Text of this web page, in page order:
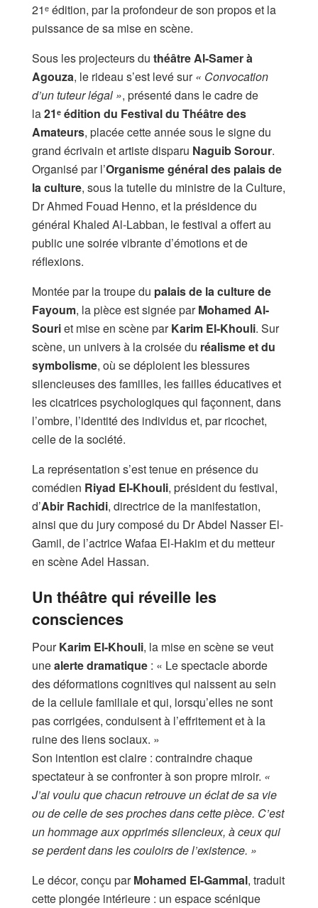
21ᵉ édition, par la profondeur de son propos et la
puissance de sa mise en scène.
Sous les projecteurs du théâtre Al-Samer à
Agouza, le rideau s’est levé sur« Convocation
d’un tuteur légal », présenté dans le cadre de
la21ᵉ édition du Festival du Théâtre des
Amateurs, placée cette année sous le signe du
grand écrivain et artiste disparu Naguib Sorour.
Organisé par l’Organisme général des palais de
la culture, sous la tutelle du ministre de la Culture,
Dr Ahmed Fouad Henno, et la présidence du
général Khaled Al-Labban, le festival a offert au
public une soirée vibrante d’émotions et de
réflexions.
Montée par la troupe du palais de la culture de
Fayoum, la pièce est signée parMohamed Al-
Souriet mise en scène parKarim El-Khouli. Sur
scène, un univers à la croisée du réalisme et du
symbolisme, où se déploient les blessures
silencieuses des familles, les failles éducatives et
les cicatrices psychologiques qui façonnent, dans
l’ombre, l’identité des individus et, par ricochet,
celle de la société.
La représentation s’est tenue en présence du
comédien Riyad El-Khouli, président du festival,
d’Abir Rachidi, directrice de la manifestation,
ainsi que du jury composé du Dr Abdel Nasser El-
Gamil, de l’actrice Wafaa El-Hakim et du metteur
en scène Adel Hassan.
Un théâtre qui réveille les
consciences
PourKarim El-Khouli, la mise en scène se veut
unealerte dramatique : « Le spectacle aborde
des déformations cognitives qui naissent au sein
de la cellule familiale et qui, lorsqu’elles ne sont
pas corrigées, conduisent à l’effritement et à la
ruine des liens sociaux. »
Son intention est claire : contraindre chaque
spectateur à se confronter à son propre miroir. «
J’ai voulu que chacun retrouve un éclat de sa vie
ou de celle de ses proches dans cette pièce. C’est
un hommage aux opprimés silencieux, à ceux qui
se perdent dans les couloirs de l’existence. »
Le décor, conçu parMohamed El-Gammal, traduit
cette plongée intérieure : un espace scénique